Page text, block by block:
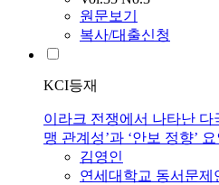
원문보기
복사/대출신청
KCI등재
이라크 전쟁에서 나타난 다
맹 관계성’과 ‘안보 정향’
김영인
연세대학교 동서문제